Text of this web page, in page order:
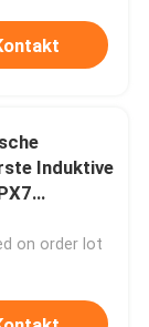
Induktive
on order lot